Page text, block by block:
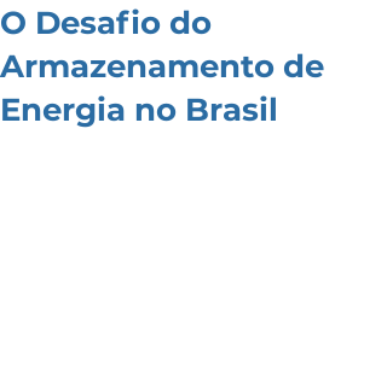
O Desafio do
Armazenamento de
Energia no Brasil